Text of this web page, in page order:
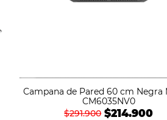
Campana de Pared 60 cm Negra
CM6035NV0
$291.900 $214.900